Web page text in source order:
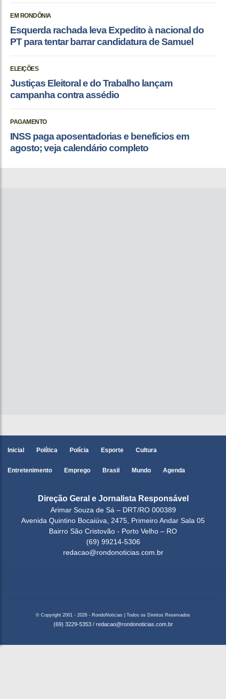
EM RONDÔNIA
Esquerda rachada leva Expedito à nacional do
PT para tentar barrar candidatura de Samuel
ELEIÇÕES
Justiças Eleitoral e do Trabalho lançam
campanha contra assédio
PAGAMENTO
INSS paga aposentadorias e benefícios em
agosto; veja calendário completo
Inicial Política Polícia Esporte Cultura
Entretenimento Emprego Brasil Mundo Agenda
Direção Geral e Jornalista Responsável
Arimar Souza de Sá – DRT/RO 000389
Avenida Quintino Bocaiúva, 2475, Primeiro Andar Sala 05
Bairro São Cristovão - Porto Velho – RO
(69) 99214-5306
redacao@rondonoticias.com.br
© Copyright 2001 - 2026 - RondoNoticias | Todos os Direitos Reservados
(69) 3229-5353 / redacao@rondonoticias.com.br